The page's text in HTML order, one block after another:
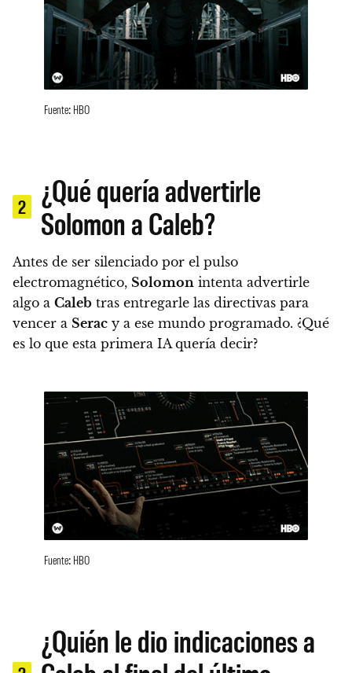
Fuente: HBO
2
¿Qué quería advertirle
Solomon a Caleb?
Antes de ser silenciado por el pulso
electromagnético, Solomon intenta advertirle
algo a Caleb tras entregarle las directivas para
vencer a Serac y a ese mundo programado. ¿Qué
es lo que esta primera IA quería decir?
Fuente: HBO
¿Quién le dio indicaciones a